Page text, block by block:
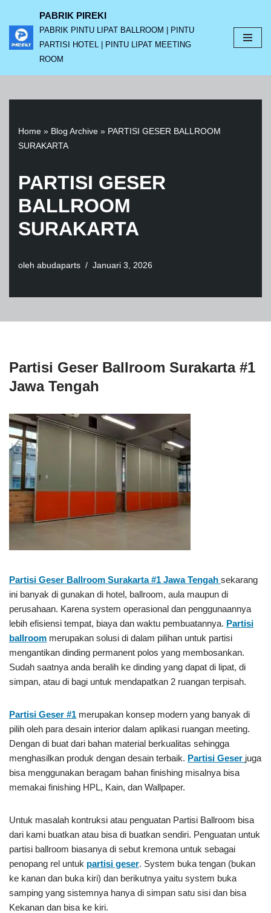
Lompat
ke
PABRIK PIREKI
PABRIK PINTU LIPAT BALLROOM | PINTU
PARTISI HOTEL | PINTU LIPAT MEETING
ROOM
Home » Blog Archive » PARTISI GESER BALLROOM
SURAKARTA
PARTISI GESER
BALLROOM
SURAKARTA
oleh abudaparts Januari 3, 2026
Partisi Geser Ballroom Surakarta #1
Jawa Tengah
Partisi Geser Ballroom Surakarta #1 Jawa Tengah sekarang
ini banyak di gunakan di hotel, ballroom, aula maupun di
perusahaan. Karena system operasional dan penggunaannya
lebih efisiensi tempat, biaya dan waktu pembuatannya. Partisi
ballroom merupakan solusi di dalam pilihan untuk partisi
mengantikan dinding permanent polos yang membosankan.
Sudah saatnya anda beralih ke dinding yang dapat di lipat, di
simpan, atau di bagi untuk mendapatkan 2 ruangan terpisah.
Partisi Geser #1 merupakan konsep modern yang banyak di
pilih oleh para desain interior dalam aplikasi ruangan meeting.
Dengan di buat dari bahan material berkualitas sehingga
menghasilkan produk dengan desain terbaik. Partisi Geser juga
bisa menggunakan beragam bahan finishing misalnya bisa
memakai finishing HPL, Kain, dan Wallpaper.
Untuk masalah kontruksi atau penguatan Partisi Ballroom bisa
dari kami buatkan atau bisa di buatkan sendiri. Penguatan untuk
partisi ballroom biasanya di sebut kremona untuk sebagai
penopang rel untuk partisi geser. System buka tengan (bukan
ke kanan dan buka kiri) dan berikutnya yaitu system buka
samping yang sistemnya hanya di simpan satu sisi dan bisa
Kekanan dan bisa ke kiri.